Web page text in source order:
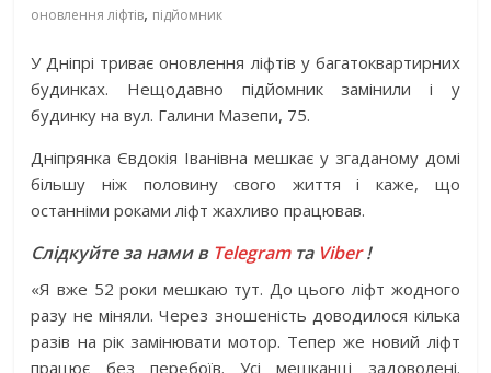
оновлення ліфтів, підйомник
У Дніпрі триває оновлення ліфтів у багатоквартирних
будинках. Нещодавно підйомник замінили і у
будинку на вул. Галини Мазепи, 75.
Дніпрянка Євдокія Іванівна мешкає у згаданому домі
більшу ніж половину свого життя і каже, що
останніми роками ліфт жахливо працював.
Слідкуйте за нами в Telegramта Viber!
«Я вже 52 роки мешкаю тут. До цього ліфт жодного
разу не міняли. Через зношеність доводилося кілька
разів на рік замінювати мотор. Тепер же новий ліфт
працює без перебоїв. Усі мешканці задоволені.